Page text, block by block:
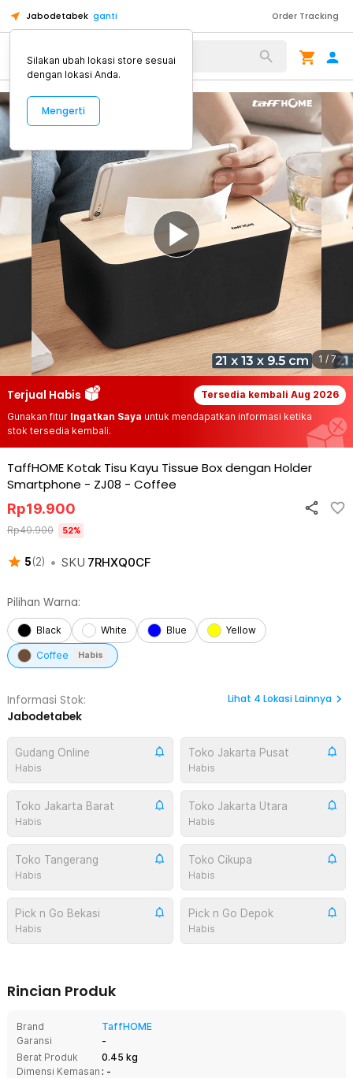
Jabodetabek ganti Order Tracking
Alat Kopi
1 / 7
Terjual Habis Tersedia kembali Aug 2026
Gunakan fitur Ingatkan Saya untuk mendapatkan informasi ketika
stok tersedia kembali.
TaffHOME Kotak Tisu Kayu Tissue Box dengan Holder
Smartphone - ZJ08 - Coffee
5(2) • SKU 7RHXQ0CF
Rp19.900
Rp40.900 52%
Pilihan Warna:
Black White Blue Yellow
Coffee Habis
Informasi Stok:
Jabodetabek
Lihat 4 Lokasi Lainnya
Gudang Online
Habis
Toko Jakarta Pusat
Habis
Toko Jakarta Barat
Habis
Toko Jakarta Utara
Habis
Toko Tangerang
Habis
Toko Cikupa
Habis
Pick n Go Bekasi
Habis
Pick n Go Depok
Habis
Rincian Produk
Brand
TaffHOME
Garansi
-
Berat Produk
0.45 kg
Dimensi Kemasan : -
Silakan ubah lokasi store sesuai
dengan lokasi Anda.
Mengerti